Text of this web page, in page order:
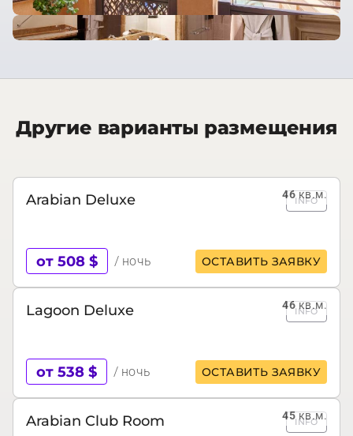
Другие варианты размещения
46кв.м.
Arabian Deluxe INFO
от 508 $ / ночь ОСТАВИТЬ ЗАЯВКУ
46кв.м.
Lagoon Deluxe INFO
от 538 $ / ночь ОСТАВИТЬ ЗАЯВКУ
45кв.м.
Arabian Club Room INFO